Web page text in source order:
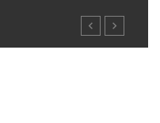
navigate_before navigate_next